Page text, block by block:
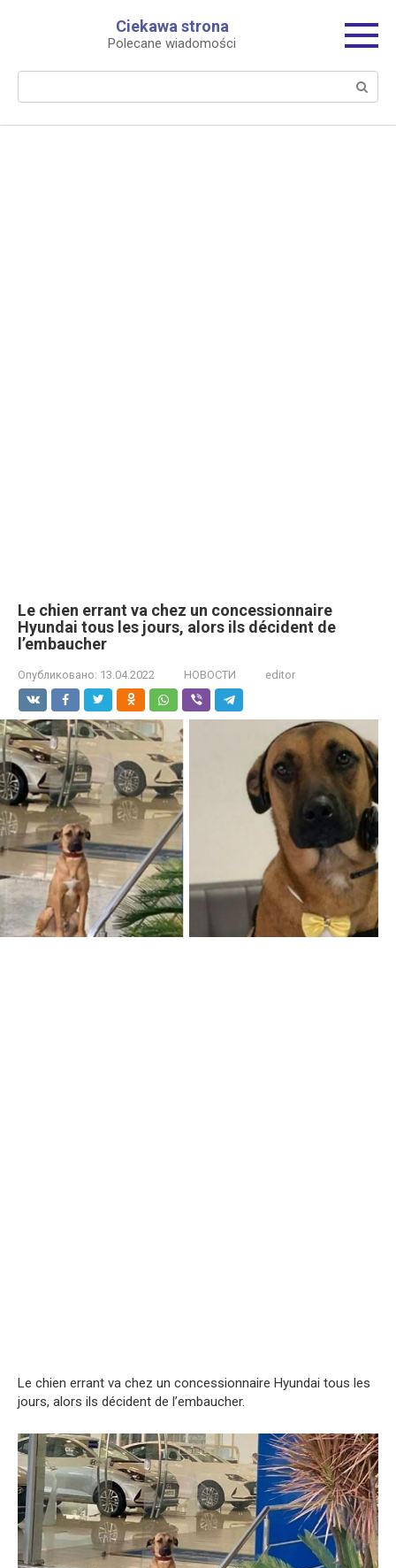
Ciekawa strona
Polecane wiadomości
Le chien errant va chez un concessionnaire
Hyundai tous les jours, alors ils décident de
l’embaucher
Опубликовано: 13.04.2022 НОВОСТИ editor
Le chien errant va chez un concessionnaire Hyundai tous les
jours, alors ils décident de l’embaucher.